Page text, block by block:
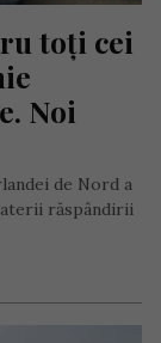
toți cei
Noi
de Nord a
răspândirii